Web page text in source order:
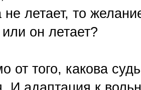
летает, то
он летает?
от того, какова